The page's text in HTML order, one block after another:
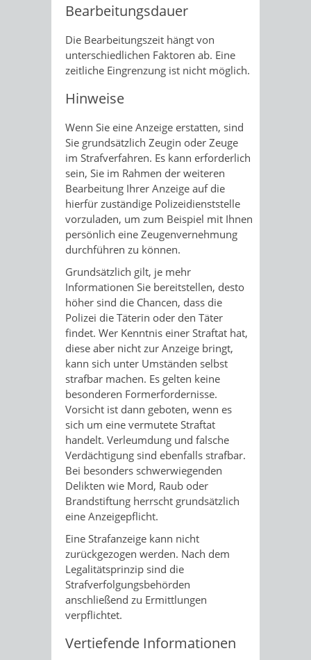
Bearbeitungsdauer
Die Bearbeitungszeit hängt von
unterschiedlichen Faktoren ab. Eine
zeitliche Eingrenzung ist nicht möglich.
Hinweise
Wenn Sie eine Anzeige erstatten, sind
Sie grundsätzlich Zeugin oder Zeuge
im Strafverfahren. Es kann erforderlich
sein, Sie im Rahmen der weiteren
Bearbeitung Ihrer Anzeige auf die
hierfür zuständige Polizeidienststelle
vorzuladen, um zum Beispiel mit Ihnen
persönlich eine Zeugenvernehmung
durchführen zu können.
Grundsätzlich gilt, je mehr
Informationen Sie bereitstellen, desto
höher sind die Chancen, dass die
Polizei die Täterin oder den Täter
findet. Wer Kenntnis einer Straftat hat,
diese aber nicht zur Anzeige bringt,
kann sich unter Umständen selbst
strafbar machen. Es gelten keine
besonderen Formerfordernisse.
Vorsicht ist dann geboten, wenn es
sich um eine vermutete Straftat
handelt. Verleumdung und falsche
Verdächtigung sind ebenfalls strafbar.
Bei besonders schwerwiegenden
Delikten wie Mord, Raub oder
Brandstiftung herrscht grundsätzlich
eine Anzeigepflicht.
Eine Strafanzeige kann nicht
zurückgezogen werden. Nach dem
Legalitätsprinzip sind die
Strafverfolgungsbehörden
anschließend zu Ermittlungen
verpflichtet.
Vertiefende Informationen